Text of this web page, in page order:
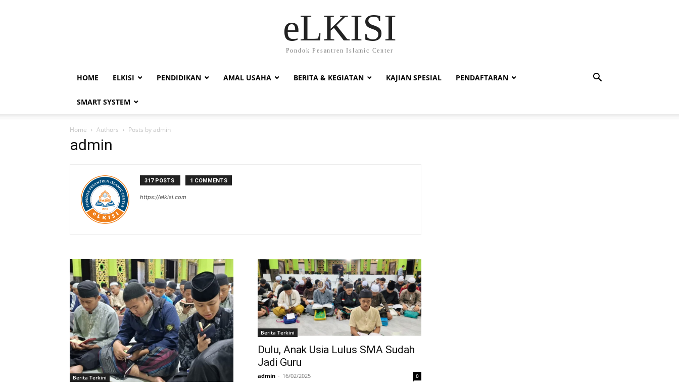
eLKISI
Pondok Pesantren Islamic Center
HOME ELKISI PENDIDIKAN AMAL USAHA BERITA & KEGIATAN KAJIAN SPESIAL PENDAFTARAN
SMART SYSTEM
Home Authors Posts by admin
admin
317 POSTS 1 COMMENTS
https://elkisi.com
Berita Terkini
Berita Terkini
Dulu, Anak Usia Lulus SMA Sudah
Jadi Guru
admin - 16/02/2025 0